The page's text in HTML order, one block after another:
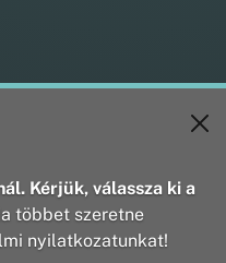
Kérjük, válassza ki a
többet szeretne
nyilatkozatunkat!